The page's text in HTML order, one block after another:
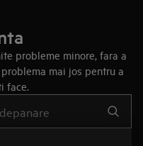
probleme minore, fara a
mai jos pentru a
face.